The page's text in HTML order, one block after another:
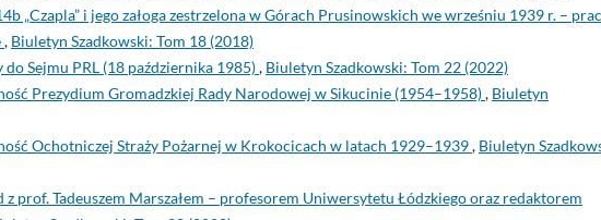
„Czapla” i jego załoga zestrzelona w Górach Prusinowskich we wrześniu 1939 r. –
, Biuletyn Szadkowski: Tom 18 (2018)
Sejmu PRL (18 października 1985), Biuletyn Szadkowski: Tom 22 (2022)
Prezydium Gromadzkiej Rady Narodowej w Sikucinie (1954–1958), Biuletyn
Ochotniczej Straży Pożarnej w Krokocicach w latach 1929–1939, Biuletyn
z prof. Tadeuszem Marszałem – profesorem Uniwersytetu Łódzkiego oraz redaktorem